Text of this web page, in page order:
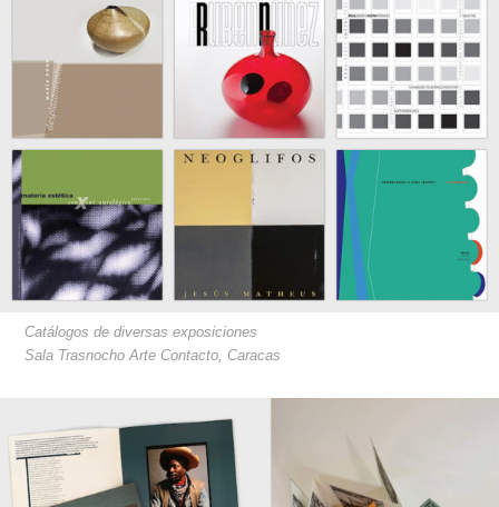
Catálogos de diversas exposiciones
Sala Trasnocho Arte Contacto, Caracas